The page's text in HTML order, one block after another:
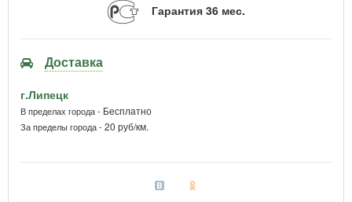
Гарантия 36 мес.
Доставка
г.Липецк
В пределах города - Бесплатно
За пределы города - 20 руб/км.